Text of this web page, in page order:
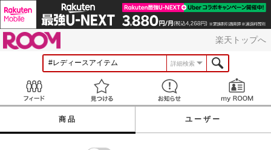
楽天トップへ
詳細検索
見つける お知らせ
商品 ユーザー